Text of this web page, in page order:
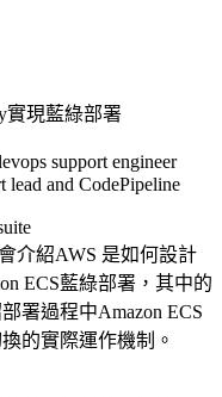
實現藍綠部署
support engineer
lead and CodePipeline
介紹AWS 是如何設計
ECS藍綠部署，其中的
署過程中Amazon ECS
的實際運作機制。